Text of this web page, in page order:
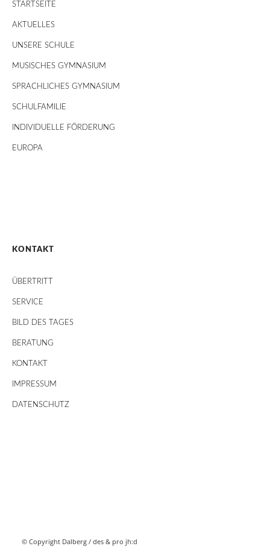
STARTSEITE
AKTUELLES
UNSERE SCHULE
MUSISCHES GYMNASIUM
SPRACHLICHES GYMNASIUM
SCHULFAMILIE
INDIVIDUELLE FÖRDERUNG
EUROPA
KONTAKT
ÜBERTRITT
SERVICE
BILD DES TAGES
BERATUNG
KONTAKT
IMPRESSUM
DATENSCHUTZ
© Copyright Dalberg / des & pro jh:d